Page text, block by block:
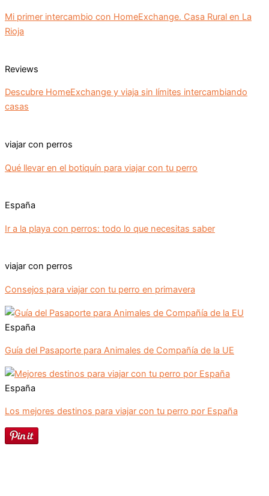
Mi primer intercambio con HomeExchange. Casa Rural en La
Rioja
Reviews
Descubre HomeExchange y viaja sin límites intercambiando
casas
viajar con perros
Qué llevar en el botiquín para viajar con tu perro
España
Ir a la playa con perros: todo lo que necesitas saber
viajar con perros
Consejos para viajar con tu perro en primavera
España
Guía del Pasaporte para Animales de Compañía de la UE
España
Los mejores destinos para viajar con tu perro por España